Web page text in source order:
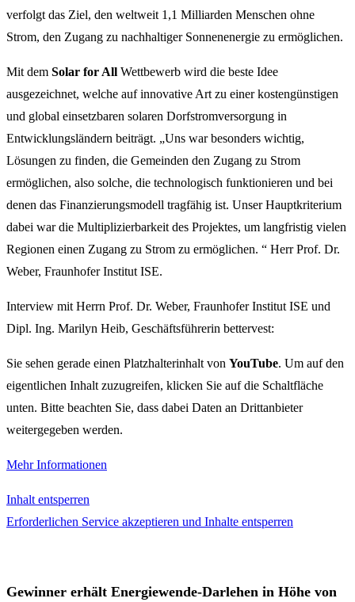
verfolgt das Ziel, den weltweit 1,1 Milliarden Menschen ohne
Strom, den Zugang zu nachhaltiger Sonnenenergie zu ermöglichen.
Mit dem Solar for All Wettbewerb wird die beste Idee
ausgezeichnet, welche auf innovative Art zu einer kostengünstigen
und global einsetzbaren solaren Dorfstromversorgung in
Entwicklungsländern beiträgt. „Uns war besonders wichtig,
Lösungen zu finden, die Gemeinden den Zugang zu Strom
ermöglichen, also solche, die technologisch funktionieren und bei
denen das Finanzierungsmodell tragfähig ist. Unser Hauptkriterium
dabei war die Multiplizierbarkeit des Projektes, um langfristig vielen
Regionen einen Zugang zu Strom zu ermöglichen. “ Herr Prof. Dr.
Weber, Fraunhofer Institut ISE.
Interview mit Herrn Prof. Dr. Weber, Fraunhofer Institut ISE und
Dipl. Ing. Marilyn Heib, Geschäftsführerin bettervest:
Sie sehen gerade einen Platzhalterinhalt von YouTube. Um auf den
eigentlichen Inhalt zuzugreifen, klicken Sie auf die Schaltfläche
unten. Bitte beachten Sie, dass dabei Daten an Drittanbieter
weitergegeben werden.
Mehr Informationen
Inhalt entsperren
Erforderlichen Service akzeptieren und Inhalte entsperren
Gewinner erhält Energiewende-Darlehen in Höhe von